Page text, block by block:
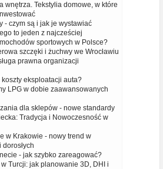
wnętrza. Tekstylia domowe, w które
- czym są i jak je wystawiać
to jeden z najcześciej
sportowych w Polsce?
szczęki i żuchwy we Wrocławiu
prawna organizacji
eksploatacji auta?
LPG w dobie zaawansowanych
dla sklepów - nowe standardy
Tradycja i Nowoczesność w
w Krakowie - nowy trend w
- jak szybko zareagować?
w Turcji: jak planowanie 3D, DHI i